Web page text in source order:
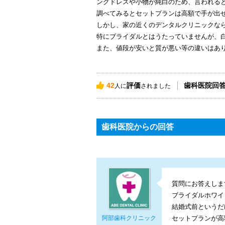
ングドレスや小物が純白のため、言われる
調べてみるとセットプランは高額で手が出
しかし、家の近くのデンタルクリニックな
特にブライダルとはうたっていませんが、
また、値段が安いと質が悪い等の違いはあ
42人に評価されました 歯科医院回
歯科医院からの回答
阿部歯科クリニック
質問にお答えし
ブライダルホワ
結婚式前という
セットプランが